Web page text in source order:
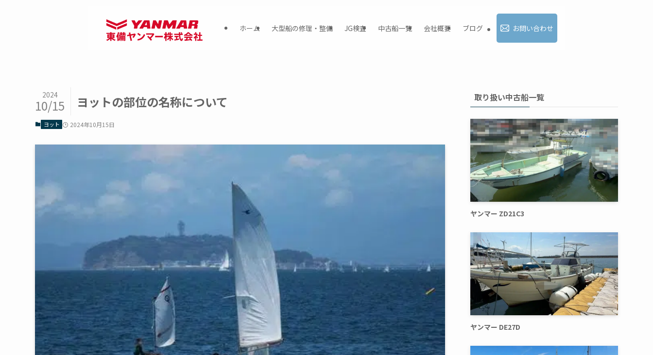
ホーム 大型船の修理・整備 JG検査 中古船一覧 会社概要 ブログ お問い合わせ
ヨットの部位の名称について
2024
10/15
ヨット 2024年10月15日
取り扱い中古船一覧
ヤンマー ZD21C3
ヤンマー DE27D